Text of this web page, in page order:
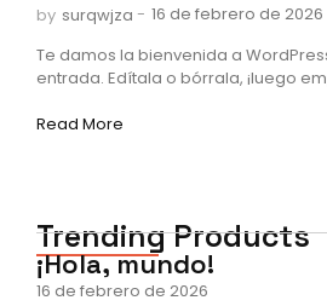
by surqwjza - 16 de febrero de 2026
Te damos la bienvenida a
entrada. Edítala o bórrala, ¡luego
Read More
Trending Products
¡Hola, mundo!
16 de febrero de 2026